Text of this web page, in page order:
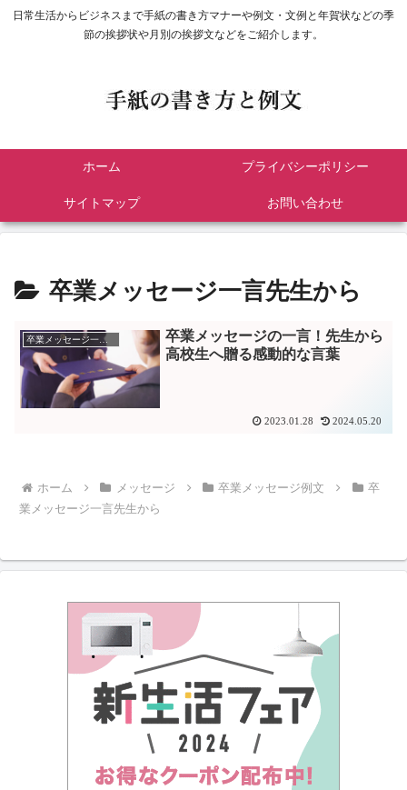
日常生活からビジネスまで手紙の書き方マナーや例文・文例と年賀状などの季
節の挨拶状や月別の挨拶文などをご紹介します。
ホーム プライバシーポリシー
サイトマップ お問い合わせ
卒業メッセージ一言先生から
卒業メッセージ一言先生から
卒業メッセージの一言！先生から
高校生へ贈る感動的な言葉
2023.01.28 2024.05.20
ホーム メッセージ 卒業メッセージ例文
卒
業メッセージ一言先生から